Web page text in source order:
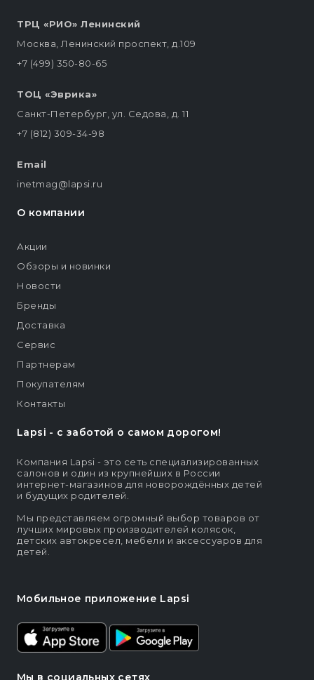
Lapsi - c заботой о самом дорогом!
Компания Lapsi - это сеть специализированных
салонов и один из крупнейших в России
интернет-магазинов для новорождённых детей
и будущих родителей.
Мы представляем огромный выбор товаров от
лучших мировых производителей колясок,
детских автокресел, мебели и аксессуаров для
детей.
Мобильное приложение Lapsi
Мы в социальных сетях
ТРЦ «РИО» Ленинский
Москва, Ленинский проспект, д.109
+7 (499) 350-80-65
ТОЦ «Эврика»
Санкт-Петербург, ул. Седова, д. 11
+7 (812) 309-34-98
Email
inetmag@lapsi.ru
О компании
Акции
Обзоры и новинки
Новости
Бренды
Доставка
Сервис
Партнерам
Покупателям
Контакты